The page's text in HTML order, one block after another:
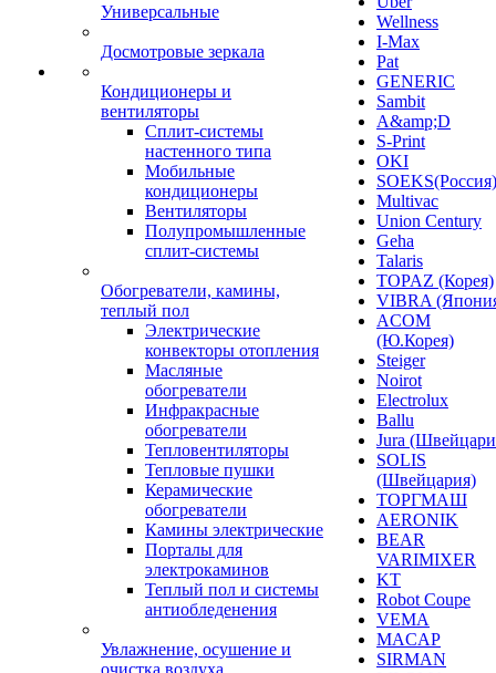
Универсальные
Досмотровые зеркала
Кондиционеры и
вентиляторы
Сплит-системы
настенного типа
Мобильные
кондиционеры
Вентиляторы
Полупромышленные
сплит-системы
Обогреватели, камины,
теплый пол
Электрические
конвекторы отопления
Масляные
обогреватели
Инфракрасные
обогреватели
Тепловентиляторы
Тепловые пушки
Керамические
обогреватели
Камины электрические
Порталы для
электрокаминов
Теплый пол и системы
антиобледенения
Увлажнение, осушение и
очистка воздуха
Wellness
I-Max
Pat
GENERIC
Sambit
A&amp;D
S-Print
OKI
SOEKS(Россия)
Multivac
Union Century
Geha
Talaris
TOPAZ (Корея)
VIBRA
ACOM
(Ю.Корея)
Steiger
Noirot
Electrolux
Ballu
Jura
SOLIS
(Швейцария)
ТОРГМАШ
AERONIK
BEAR
VARIMIXER
KT
Robot Coupe
VEMA
MACAP
SIRMAN